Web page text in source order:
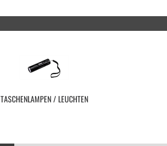
TASCHENLAMPEN / LEUCHTEN